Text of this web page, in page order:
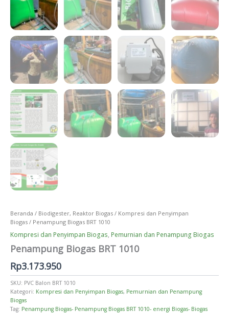
Beranda / Biodigester, Reaktor Biogas / Kompresi dan Penyimpan
Biogas / Penampung Biogas BRT 1010
Kompresi dan Penyimpan Biogas Pemurnian dan Penampung Biogas
Penampung Biogas BRT 1010
Rp3.173.950
SKU: PVC Balon BRT 1010
Kategori: Kompresi dan Penyimpan Biogas, Pemurnian dan Penampung
Biogas
Tag: Penampung Biogas- Penampung Biogas BRT 1010- energi Biogas- Biogas